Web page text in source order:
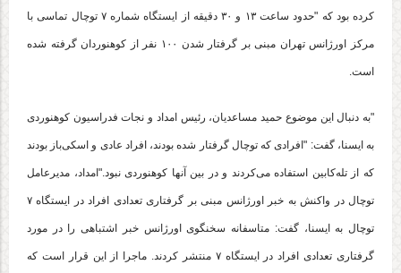
کرده بود که "حدود ساعت ۱۳ و ۳۰ دقیقه از ایستگاه شماره ۷ توچال تماسی با
مرکز اورژانس تهران مبنی بر گرفتار شدن ۱۰۰ نفر از کوهنوردان گرفته شده
است.
"به دنبال این موضوع حمید مساعدیان، رئیس امداد و نجات فدراسیون کوهنوردی
به ایسنا، گفت: "افرادی که توچال گرفتار شده بودند، افراد عادی و اسکی‌باز بودند
که از تله‌کابین استفاده می‌کردند و در بین آنها کوهنوردی نبود."امداد، مدیرعامل
توچال در واکنش به خبر اورژانس مبنی بر گرفتاری تعدادی افراد در ایستگاه ۷
توچال به ایسنا، گفت: متاسفانه سخنگوی اورژانس خبر اشتباهی را در مورد
گرفتاری تعدادی افراد در ایستگاه ۷ منتشر کردند. ماجرا از این قرار است که